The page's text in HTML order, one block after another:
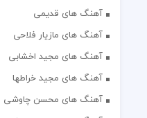
آهنگ های قدیمی
آهنگ های مازیار فلاحی
آهنگ های مجید اخشابی
آهنگ های مجید خراطها
آهنگ های محسن چاوشی